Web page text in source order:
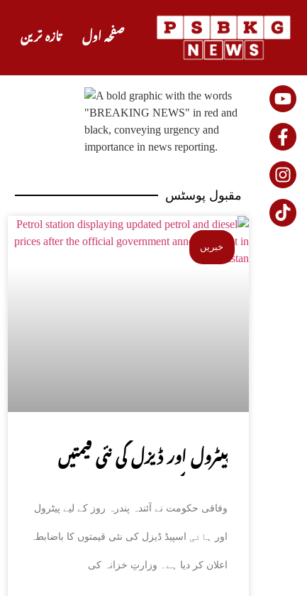
تازہ ترین صفحہ اول
مقبول پوسٹس
خبریں
پیٹرول اور ڈیزل کی نئی قیمتیں
وفاقی حکومت نے آئندہ پندرہ روز کے لیے پیٹرول
اور ہائی اسپیڈ ڈیزل کی نئی قیمتوں کا باضابطہ
اعلان کر دیا ہے۔ وزارتِ خزانہ کی